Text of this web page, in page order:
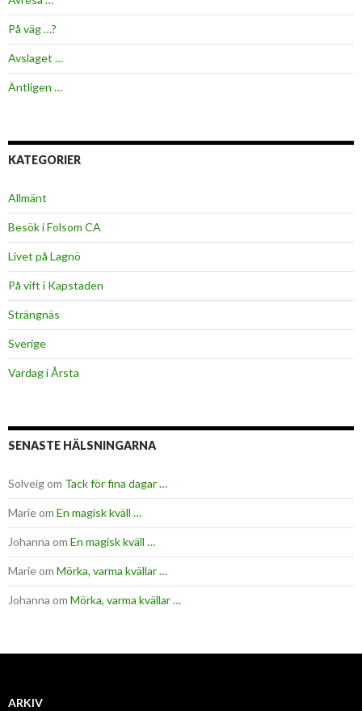
På väg …?
Avslaget …
Äntligen …
KATEGORIER
Allmänt
Besök i Folsom CA
Livet på Lagnö
På vift i Kapstaden
Strängnäs
Sverige
Vardag i Årsta
SENASTE HÄLSNINGARNA
Solveigom Tack för fina dagar …
Marieom En magisk kväll …
Johanna om En magisk kväll …
Marieom Mörka, varma kvällar …
Johanna om Mörka, varma kvällar …
ARKIV